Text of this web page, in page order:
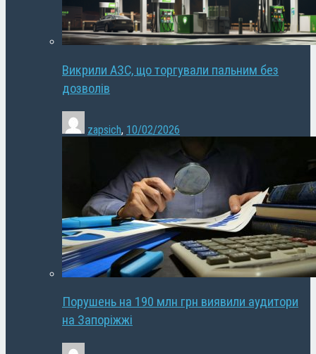
Викрили АЗС, що торгували пальним без
дозволів
zapsich, 10/02/2026
Порушень на 190 млн грн виявили аудитори
на Запоріжжі